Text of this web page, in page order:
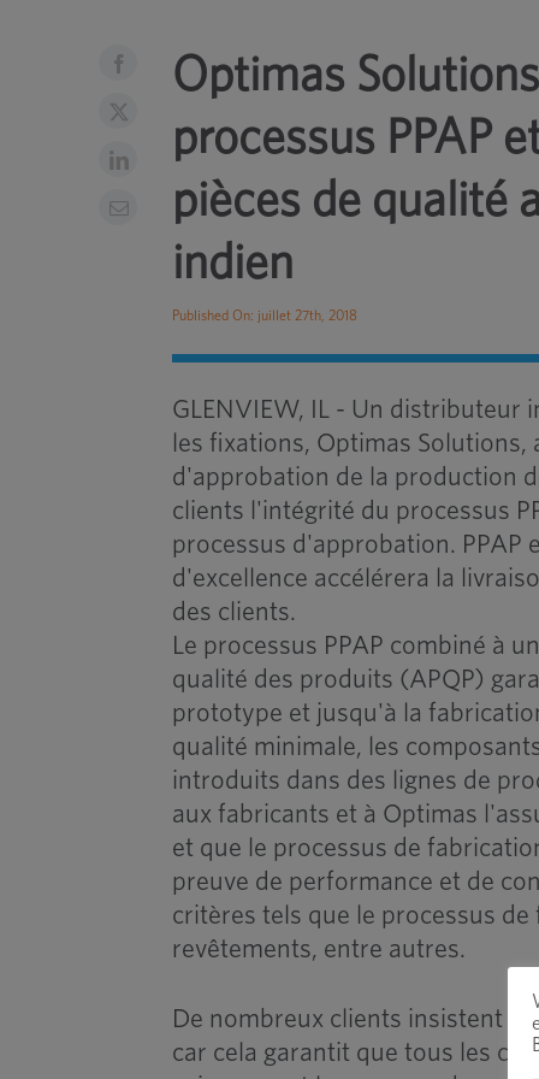
Optimas
processus PPAP
pièces de qualité
indien
Published On: juillet 27th, 2018
GLENVIEW, IL - Un distributeur
les fixations, Optimas
d'approbation de la production
clients l'intégrité du processus
processus d'approbation. PPAP
d'excellence accélérera la
des clients.
Le processus PPAP combiné à
qualité des produits (APQP)
prototype et jusqu'à la
qualité minimale, les
introduits dans des lignes de
aux fabricants et à Optimas
et que le processus de
preuve de performance et de
critères tels que le processus
revêtements, entre autres.
De nombreux clients insistent
car cela garantit que tous les